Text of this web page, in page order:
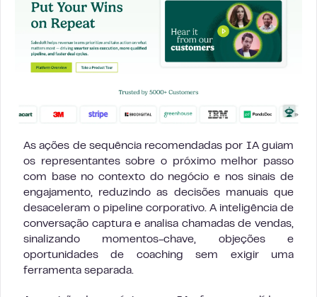
As ações de sequência recomendadas por IA guiam
os representantes sobre o próximo melhor passo
com base no contexto do negócio e nos sinais de
engajamento, reduzindo as decisões manuais que
desaceleram o pipeline corporativo. A inteligência de
conversação captura e analisa chamadas de vendas,
sinalizando momentos-chave, objeções e
oportunidades de coaching sem exigir uma
ferramenta separada.